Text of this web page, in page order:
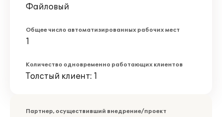
Файловый
Общее число автоматизированных рабочих мест
1
Количество одновременно работающих клиентов
Толстый клиент: 1
Партнер, осуществивший внедрение/проект